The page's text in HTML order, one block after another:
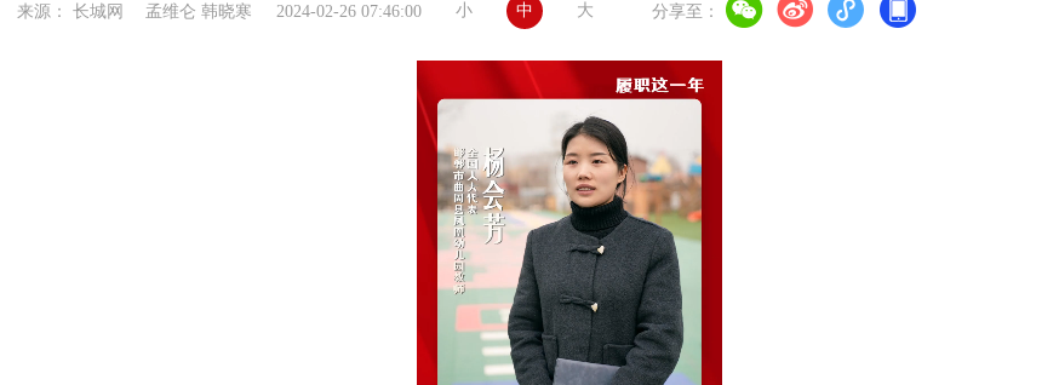
来源： 长城网 孟维仑 韩晓寒 2024-02-26 07:46:00 小 中 大 分享至：